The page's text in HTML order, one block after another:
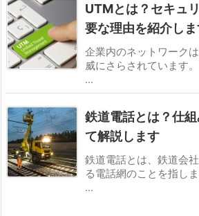
UTMとは？セキュ
要な理由を紹介し
企業内のネットワーク
威にさらされています
...
鉄道電話とは？仕
て解説します
鉄道電話とは、鉄道会
る電話網のことを指し
...